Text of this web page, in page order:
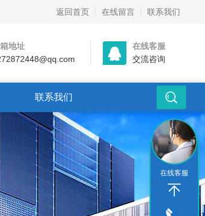
返回首页 在线留言 联系我们
地址
在线客服
交流咨询
联系我们
在线客服